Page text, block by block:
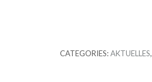
CATEGORIES:AKTUELLES,